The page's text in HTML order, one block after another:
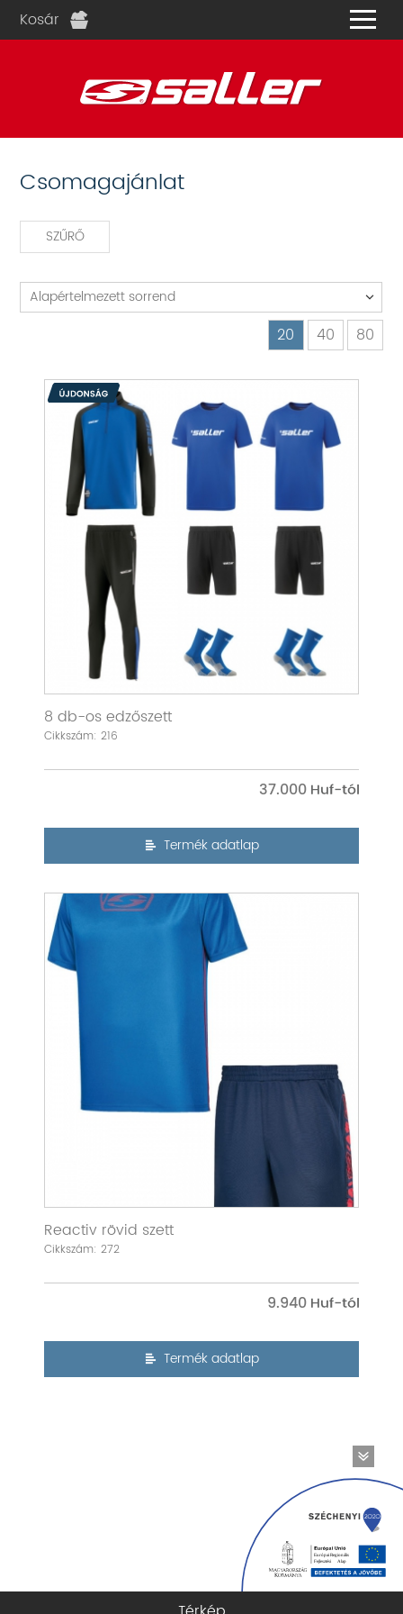
Kosár
Csomagajánlat
SZŰRŐ
Alapértelmezett sorrend
20 40 80
8 db-os edzőszett
Cikkszám: 216
37.000
Termék adatlap
Reactiv rövid szett
Cikkszám: 272
9.940
Termék adatlap